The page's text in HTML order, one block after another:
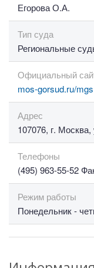
Егорова О.А.
Тип суда
Региональные
Официальный
mos-gorsud.ru/mgs
Адрес
107076, г.
Телефоны
(495) 963-55-52
Режим работы
Понедельник -